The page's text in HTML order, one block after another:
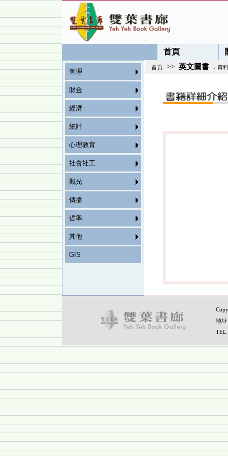
首頁
管理
財金
經濟
統計
心理教育
社會社工
觀光
傳播
哲學
其他
GIS
首頁 >> 英文圖書 . 資
地址
TEL